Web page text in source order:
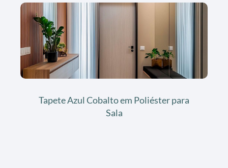
Tapete Azul Cobalto em Poliéster para
Sala